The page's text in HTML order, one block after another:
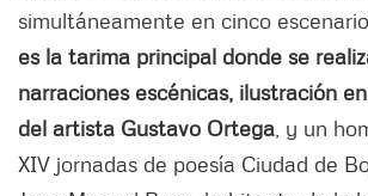
simultáneamente en cinco
es la tarima principal donde se
narraciones escénicas, ilustración
del artista Gustavo Ortega , y un
XIV jornadas de poesía Ciudad de